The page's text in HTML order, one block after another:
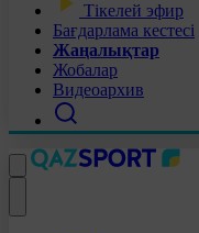
Тікелей эфир
Бағдарлама кестесі
Жаңалықтар
Жобалар
Видеоархив